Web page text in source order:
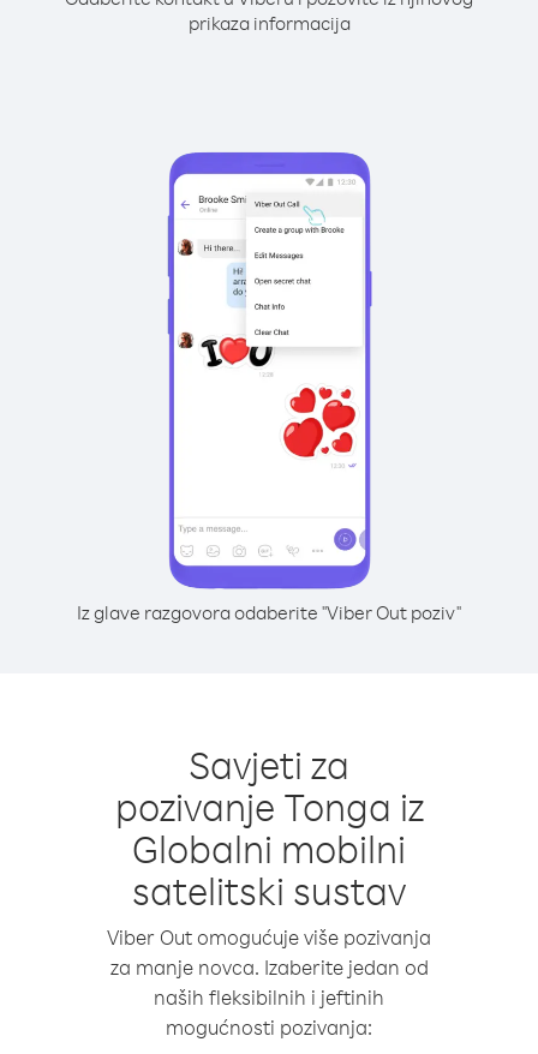
prikaza informacija
Iz glave razgovora odaberite "Viber Out poziv"
Savjeti za
pozivanje Tonga iz
Globalni mobilni
satelitski sustav
Viber Out omogućuje više pozivanja
za manje novca. Izaberite jedan od
naših fleksibilnih i jeftinih
mogućnosti pozivanja: